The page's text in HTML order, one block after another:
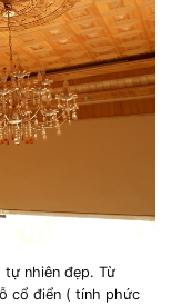
nhiên đẹp. Từ
cổ điển ( tính phức